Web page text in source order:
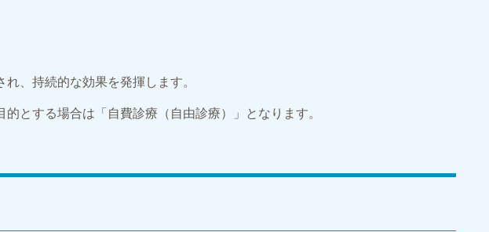
、持続的な効果を発揮します。
とする場合は「自費診療（自由診療）」となります。